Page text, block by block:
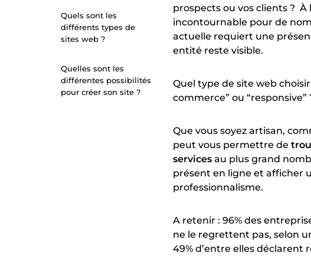
Quels sont les
différents types de
sites web ?
Quelles sont les
différentes possibilités
pour créer son site ?
prospects ou vos clients ?
incontournable pour de
actuelle requiert une
entité reste visible.
Quel type de site web
commerce” ou
Que vous soyez artisan,
peut vous permettre de
services au plus grand
présent en ligne et afficher
professionnalisme.
A retenir : 96% des
ne le regrettent pas, selon
49% d’entre elles déclarent